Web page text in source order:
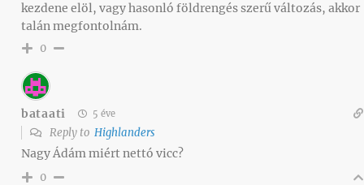
kezdene elöl, vagy hasonló földrengés szerű változás, akkor
talán megfontolnám.
0
bataati 5 éve
Reply to Highlanders
Nagy Ádám miért nettó vicc?
0